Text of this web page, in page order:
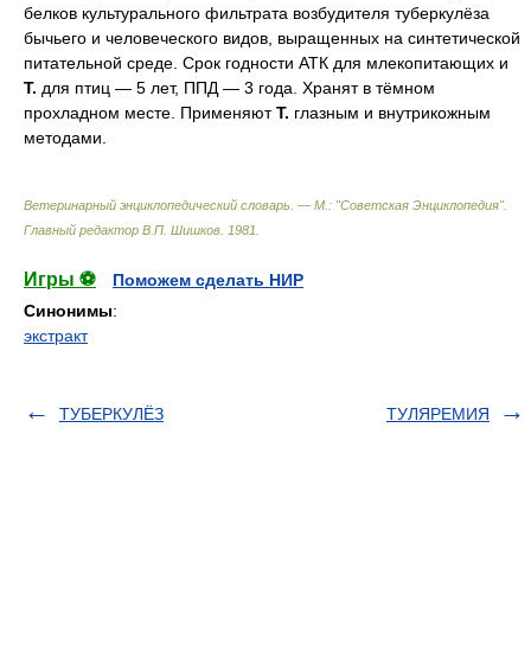
белков культурального фильтрата возбудителя туберкулёза
бычьего и человеческого видов, выращенных на синтетической
питательной среде. Срок годности АТК для млекопитающих и
Т. для птиц — 5 лет, ППД — 3 года. Хранят в тёмном
прохладном месте. ПрименяютТ. глазным и внутрикожным
методами.
Ветеринарный энциклопедический словарь. — М.: "Советская Энциклопедия".
Главный редактор В.П. Шишков. 1981.
Игры ⚽
Поможем сделать НИР
Синонимы:
экстракт
ТУБЕРКУЛЁЗ ТУЛЯРЕМИЯ